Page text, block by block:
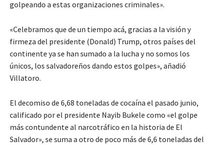
golpeando a estas organizaciones criminales».
«Celebramos que de un tiempo acá, gracias a la visión y
firmeza del presidente (Donald) Trump, otros países del
continente ya se han sumado a la lucha y no somos los
únicos, los salvadoreños dando estos golpes», añadió
Villatoro.
El decomiso de 6,68 toneladas de cocaína el pasado junio,
calificado por el presidente Nayib Bukele como «el golpe
más contundente al narcotráfico en la historia de El
Salvador», se suma a otro de poco más de 6,6 toneladas del